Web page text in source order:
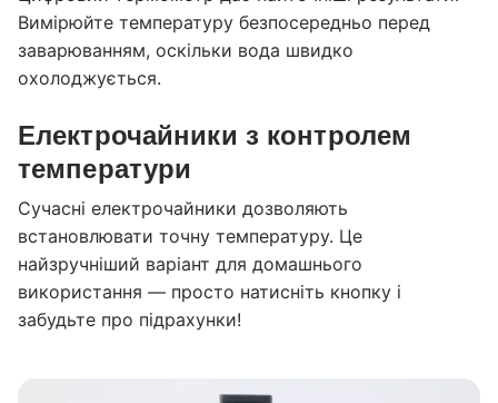
Вимірюйте температуру безпосередньо перед
заварюванням, оскільки вода швидко
охолоджується.
Електрочайники з контролем
температури
Сучасні електрочайники дозволяють
встановлювати точну температуру. Це
найзручніший варіант для домашнього
використання — просто натисніть кнопку і
забудьте про підрахунки!